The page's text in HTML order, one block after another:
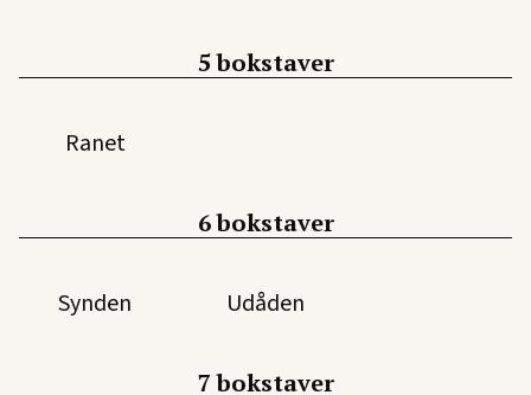
5 bokstaver
Ranet
6 bokstaver
Synden Udåden
7 bokstaver